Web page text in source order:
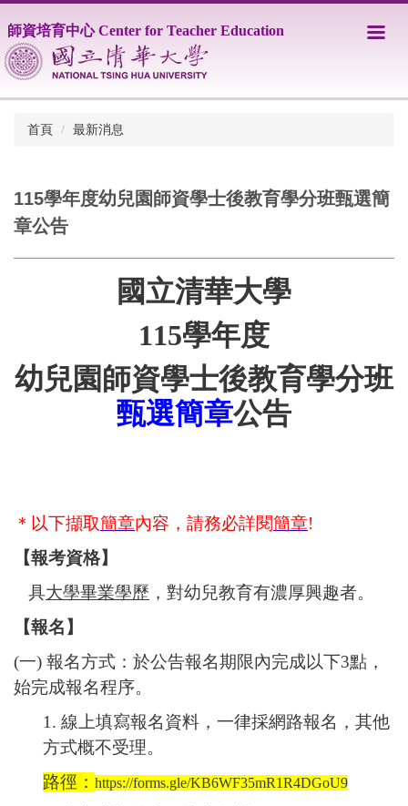
到
主
要
師資培育中心 Center for Teacher Education
首頁 最新消息
115學年度幼兒園師資學士後教育學分班甄選簡
章公告
國立清華大學
115學年度
幼兒園師資學士後教育學分班
甄選簡章公告
＊以下擷取簡章內容，請務必詳閱簡章!
【報考資格】
具大學畢業學歷 ，對幼兒教育有濃厚興趣者。
【報名】
(一) 報名方式：於公告報名期限內完成以下3點，
始完成報名程序。
1. 線上填寫報名資料，一律採網路報名，其他
方式概不受理。
路徑： https://forms.gle/KB6WF35mR1R4DGoU9